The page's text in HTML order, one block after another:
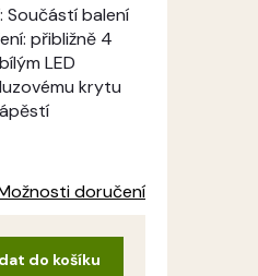
Součástí balení
přibližně 4
LED
krytu
doručení
do košíku